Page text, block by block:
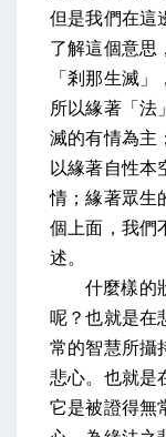
但是我們在這
了解這個意思
「剎那生滅
所以緣著「法
滅的有情為主
以緣著自性本
情；緣著眾生
個上面，我們
述。
什麼樣的
呢？也就是在
常的智慧所攝
悲心。也就是
它是被證得無